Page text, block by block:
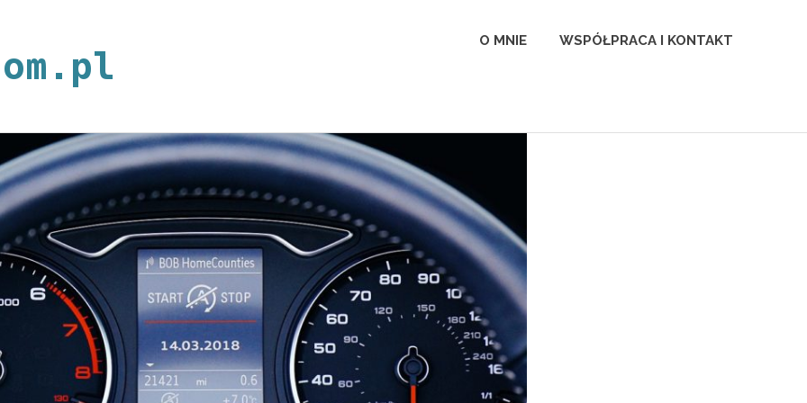
O MNIE WSPÓŁPRACA I KONTAKT